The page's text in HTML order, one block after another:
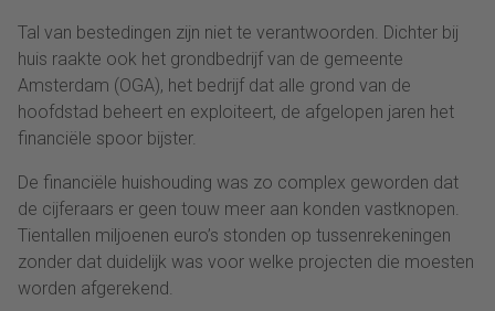
Tal van bestedingen zijn niet te verantwoorden. Dichter bij
huis raakte ook het grondbedrijf van de gemeente
Amsterdam (OGA), het bedrijf dat alle grond van de
hoofdstad beheert en exploiteert, de afgelopen jaren het
financiële spoor bijster.
De financiële huishouding was zo complex geworden dat
de cijferaars er geen touw meer aan konden vastknopen.
Tientallen miljoenen euro’s stonden op tussenrekeningen
zonder dat duidelijk was voor welke projecten die moesten
worden afgerekend.